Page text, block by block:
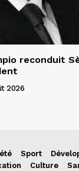
reconduit
2026
Sport
Culture